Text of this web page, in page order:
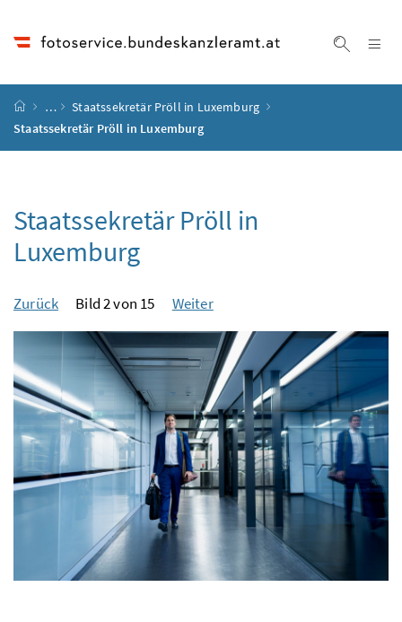
Startseite
…
Staatssekretär Pröll in Luxemburg
Staatssekretär Pröll in Luxemburg
Staatssekretär Pröll in
Luxemburg
Zurück Bild 2 von 15 Weiter